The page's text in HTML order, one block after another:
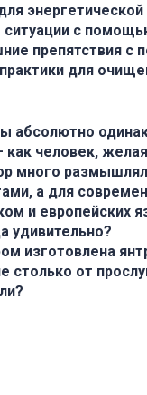
с
препятствия с
для
абсолютно
как человек,
много
а для
и европейских
удивительно?
изготовлена
столько от